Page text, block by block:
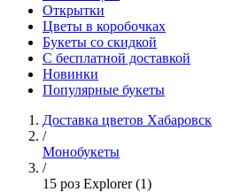
Открытки
Цветы в коробочках
Букеты со скидкой
С бесплатной доставкой
Новинки
Популярные букеты
Доставка цветов Хабаровск
/
Монобукеты
/
15 роз Explorer (1)